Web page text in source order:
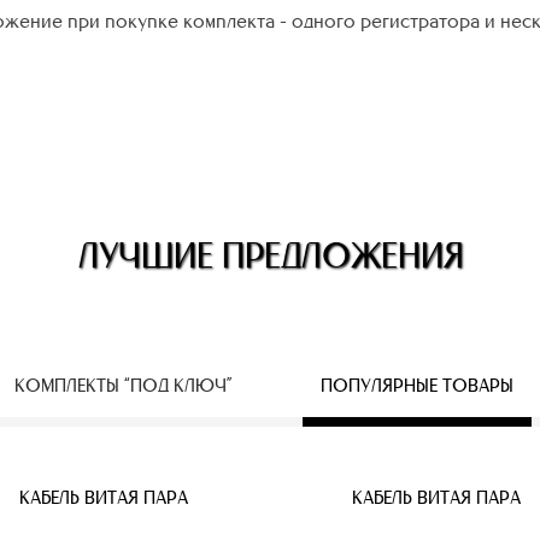
при покупке комплекта - одного регистратора и
ЛУЧШИЕ ПРЕДЛОЖЕНИЯ
КОМПЛЕКТЫ “ПОД КЛЮЧ” ПОПУЛЯРНЫЕ ТОВАРЫ
IP КАМЕРЫ КАБЕЛЬ ВИТАЯ ПАРА
КАБЕЛЬ ВИТАЯ ПАРА КАБЕЛЬ ВИТАЯ ПАРА
КАБЕЛЬ ВИТАЯ ПАРА КАБЕЛЬ ВИТАЯ ПАРА